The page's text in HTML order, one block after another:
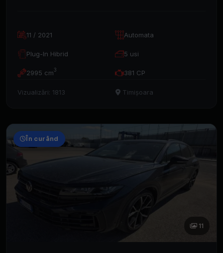
11 / 2021 Automata
Plug-In Hibrid 5 usi
2995 cm3 381 CP
Vizualizări: 1813 Timișoara
În curând
11